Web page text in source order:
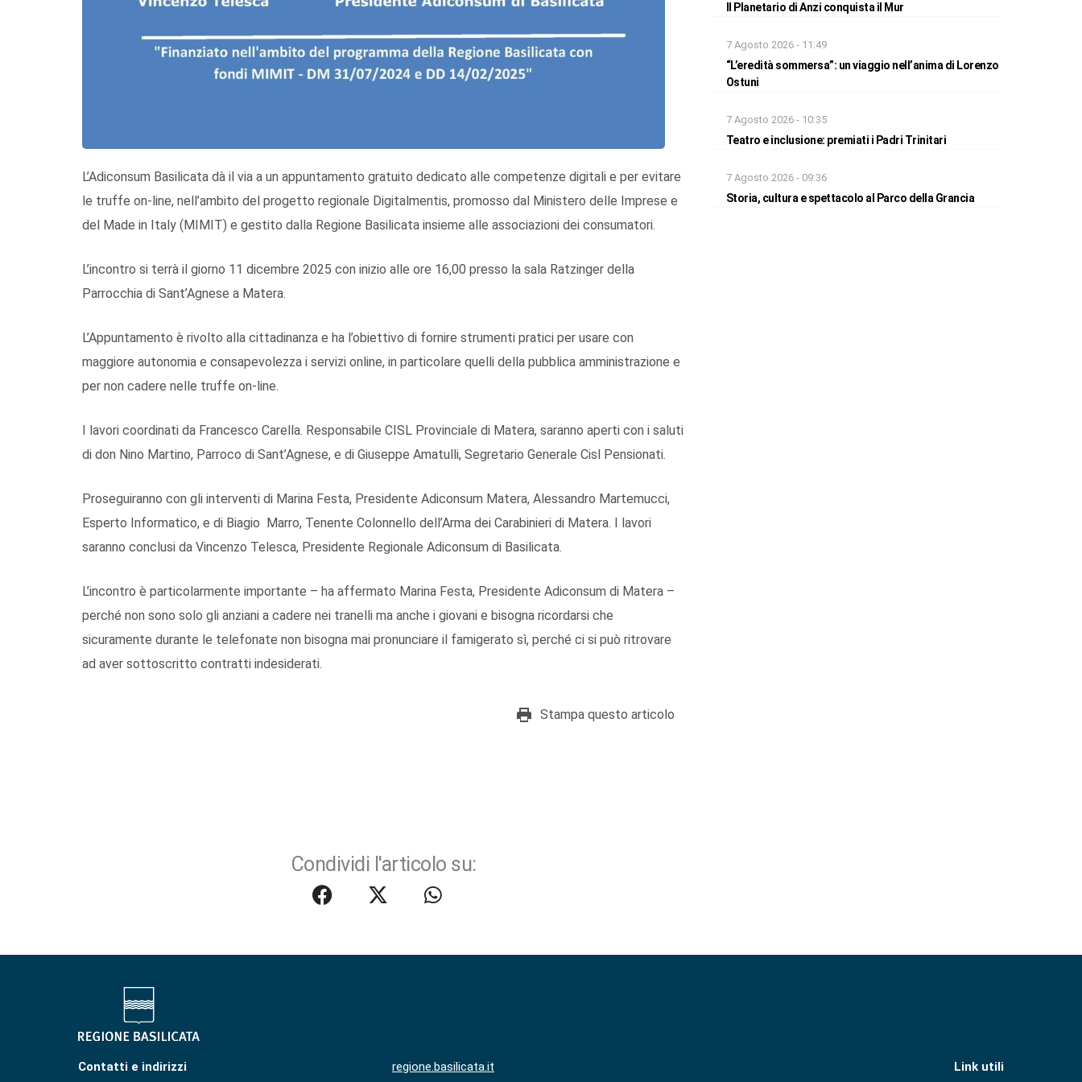
L’Adiconsum Basilicata dà il via a un appuntamento gratuito dedicato alle competenze digitali e per evitare
le truffe on-line, nell’ambito del progetto regionale Digitalmentis, promosso dal Ministero delle Imprese e
del Made in Italy (MIMIT) e gestito dalla Regione Basilicata insieme alle associazioni dei consumatori.
L’incontro si terrà il giorno 11 dicembre 2025 con inizio alle ore 16,00 presso la sala Ratzinger della
Parrocchia di Sant’Agnese a Matera.
L’Appuntamento è rivolto alla cittadinanza e ha l’obiettivo di fornire strumenti pratici per usare con
maggiore autonomia e consapevolezza i servizi online, in particolare quelli della pubblica amministrazione e
per non cadere nelle truffe on-line.
I lavori coordinati da Francesco Carella. Responsabile CISL Provinciale di Matera, saranno aperti con i saluti
di don Nino Martino, Parroco di Sant’Agnese, e di Giuseppe Amatulli, Segretario Generale Cisl Pensionati.
Proseguiranno con gli interventi di Marina Festa, Presidente Adiconsum Matera, Alessandro Martemucci,
Esperto Informatico, e di Biagio Marro, Tenente Colonnello dell’Arma dei Carabinieri di Matera. I lavori
saranno conclusi da Vincenzo Telesca, Presidente Regionale Adiconsum di Basilicata.
L’incontro è particolarmente importante – ha affermato Marina Festa, Presidente Adiconsum di Matera –
perché non sono solo gli anziani a cadere nei tranelli ma anche i giovani e bisogna ricordarsi che
sicuramente durante le telefonate non bisogna mai pronunciare il famigerato sì, perché ci si può ritrovare
ad aver sottoscritto contratti indesiderati.
Stampa questo articolo
Condividi l'articolo su:
Il Planetario di Anzi conquista il Mur
7 Agosto 2026 - 11:49
“L’eredità sommersa”: un viaggio nell’anima di Lorenzo
Ostuni
7 Agosto 2026 - 10:35
Teatro e inclusione: premiati i Padri Trinitari
7 Agosto 2026 - 09:36
Storia, cultura e spettacolo al Parco della Grancia
Contatti e indirizzi
regione.basilicata.it
Link utili